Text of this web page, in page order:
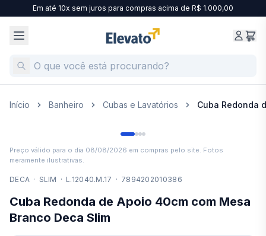
Em até 10x sem juros para compras acima de R$ 1.000,00
Início Banheiro Cubas e Lavatórios Cuba Redonda
Preço válido para o dia 08/08/2026 em compras pelo site. Fotos
meramente ilustrativas.
DECA · SLIM · L.12040.M.17 · 7894202010386
Cuba Redonda de Apoio 40cm com Mesa
Branco Deca Slim